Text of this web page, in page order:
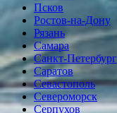
Псков
Ростов-на-Дону
Рязань
Самара
Санкт-Петербург
Саратов
Севастополь
Североморск
Серпухов